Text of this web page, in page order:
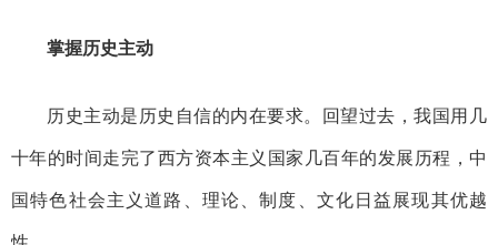
掌握历史主动
历史主动是历史自信的内在要求。回望过去，我国用几
十年的时间走完了西方资本主义国家几百年的发展历程，中
国特色社会主义道路、理论、制度、文化日益展现其优越